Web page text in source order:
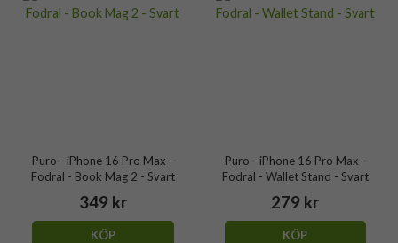
Puro - iPhone 16 Pro Max -
Fodral - Book Mag 2 - Svart
349 kr
KÖP
Puro - iPhone 16 Pro Max -
Fodral - Wallet Stand - Svart
279 kr
KÖP